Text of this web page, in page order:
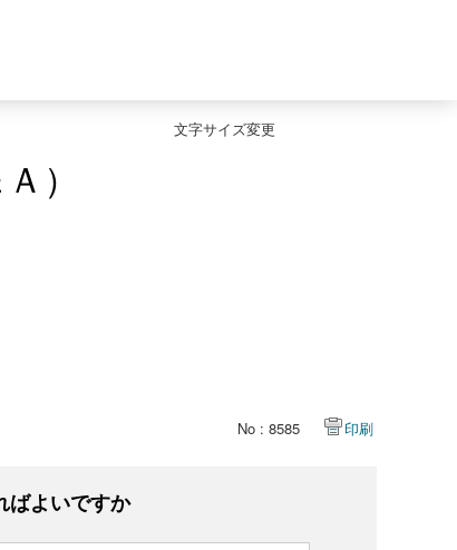
文字サイズ変更
）
No : 8585 印刷
ばよいですか